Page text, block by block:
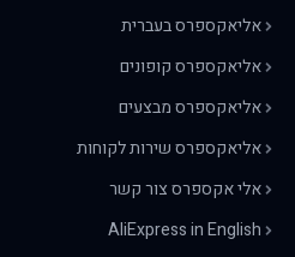
אליאקספרס בעברית
אליאקספרס קופונים
אליאקספרס מבצעים
אליאקספרס שירות לקוחות
אלי אקספרס צור קשר
AliExpress in English